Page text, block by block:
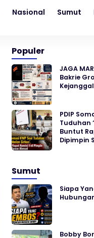
Nasional Sumut
Populer
JAGA
Bakrie
PDIP
Tuduhan
Buntut
Dipimpin
Sumut
Siapa
Bobby